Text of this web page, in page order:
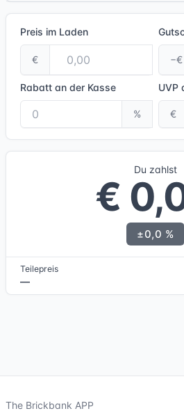
Preis im Laden
€ −€
Rabatt an der Kasse
%
UVP
€
Du zahlst
€
±0,0 %
Teilepreis
—
The Brickbank APP